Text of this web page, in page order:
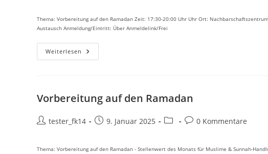
Thema: Vorbereitung auf den Ramadan Zeit: 17:30-20:00 Uhr Uhr Ort:
Austausch Anmeldung/Eintritt: Über Anmeldelink/Frei
Weiterlesen Islam
Verbindet
Vorbereitung auf den Ramadan
Beitrags-
tester_fk14
Beitrag9. Januar 2025
Beitrags-Beitrags-
0 Kommentare
Thema: Vorbereitung auf den Ramadan - Stellenwert des Monats für Muslime & Sunnah-